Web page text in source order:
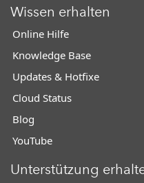
Wissen erhalten
Online Hilfe
Knowledge Base
Updates & Hotfixe
Cloud Status
Blog
YouTube
Unterstützung